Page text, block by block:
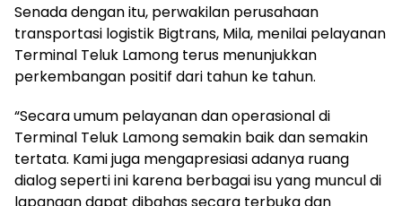
Senada dengan itu, perwakilan perusahaan
transportasi logistik Bigtrans, Mila, menilai pelayanan
Terminal Teluk Lamong terus menunjukkan
perkembangan positif dari tahun ke tahun.
“Secara umum pelayanan dan operasional di
Terminal Teluk Lamong semakin baik dan semakin
tertata. Kami juga mengapresiasi adanya ruang
dialog seperti ini karena berbagai isu yang muncul di
lapangan dapat dibahas secara terbuka dan